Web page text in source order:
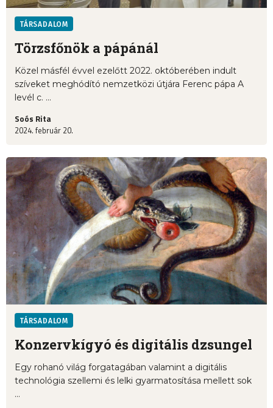
TÁRSADALOM
Törzsfőnök a pápánál
Közel másfél évvel ezelőtt 2022. októberében indult
szíveket meghódító nemzetközi útjára Ferenc pápa A
levél c. ...
Soós Rita
2024. február 20.
TÁRSADALOM
Konzervkígyó és digitális dzsungel
Egy rohanó világ forgatagában valamint a digitális
technológia szellemi és lelki gyarmatosítása mellett sok
...